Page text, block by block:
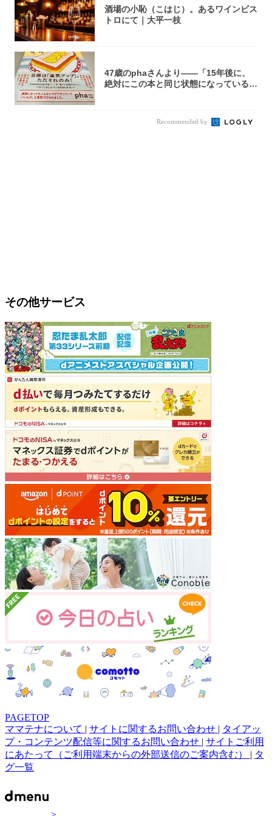
酒場の小恥（こはじ）。あるワインビス
トロにて｜大平一枝
47歳のphaさんより――「15年後に、
絶対にこの本と同じ状態になっている自
Recommended by
その他サービス
PAGETOP
ママテナについて | サイトに関するお問い合わせ | タイアッ
プ・コンテンツ配信等に関するお問い合わせ | サイトご利用
にあたって（ご利用端末からの外部送信のご案内含む） | タ
グ一覧